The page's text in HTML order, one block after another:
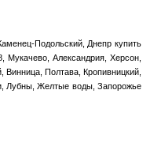
Подольский, Днепр купить
Александрия, Херсон,
Полтава, Кропивницкий,
Лубны, Желтые воды, Запорожье